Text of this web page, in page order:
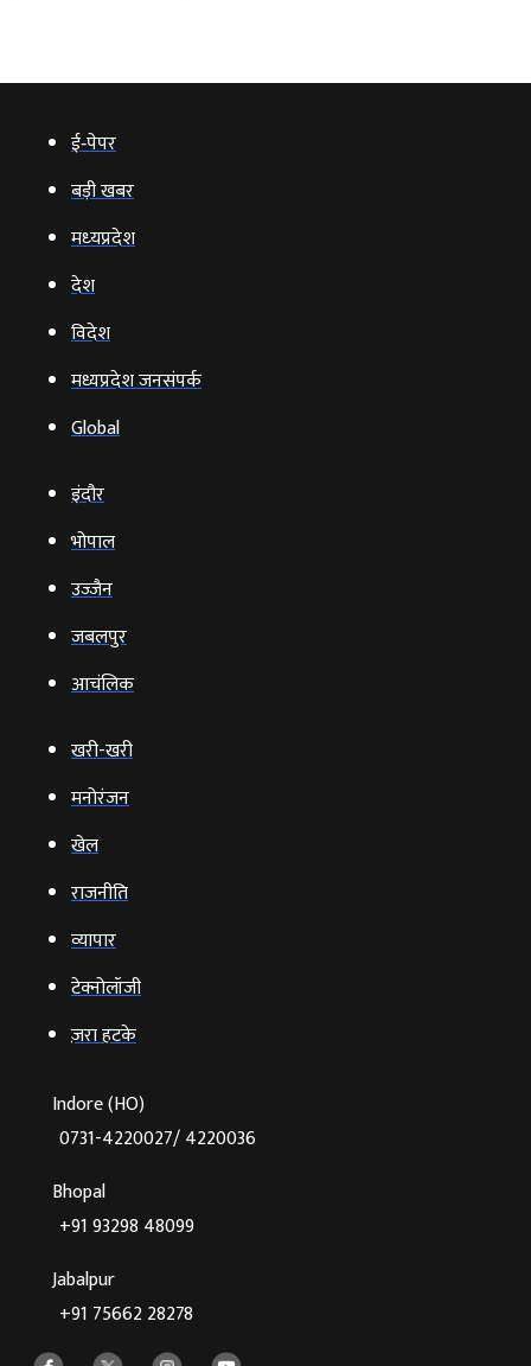
ई‑पेपर
बड़ी खबर
मध्‍यप्रदेश
देश
विदेश
मध्यप्रदेश जनसंपर्क
Global
इंदौर
भोपाल
उज्‍जैन
जबलपुर
आचंलिक
खरी-खरी
मनोरंजन
खेल
राजनीति
व्‍यापार
टेक्‍नोलॉजी
ज़रा हटके
Indore (HO)
0731-4220027/ 4220036
Bhopal
+91 93298 48099
Jabalpur
+91 75662 28278